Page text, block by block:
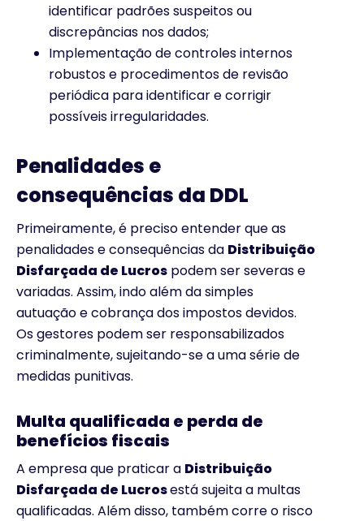
identificar padrões suspeitos ou
discrepâncias nos dados;
Implementação de controles internos
robustos e procedimentos de revisão
periódica para identificar e corrigir
possíveis irregularidades.
Penalidades e
consequências da DDL
Primeiramente, é preciso entender que as
penalidades e consequências da Distribuição
Disfarçada de Lucros podem ser severas e
variadas. Assim, indo além da simples
autuação e cobrança dos impostos devidos.
Os gestores podem ser responsabilizados
criminalmente, sujeitando-se a uma série de
medidas punitivas.
Multa qualificada e perda de
benefícios fiscais
A empresa que praticar a Distribuição
Disfarçada de Lucrosestá sujeita a multas
qualificadas. Além disso, também corre o risco